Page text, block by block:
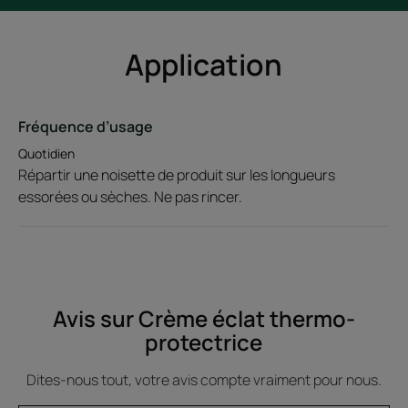
Application
Fréquence d’usage
Quotidien
Répartir une noisette de produit sur les longueurs
essorées ou sèches. Ne pas rincer.
Avis sur Crème éclat thermo-
protectrice
Dites-nous tout, votre avis compte vraiment pour nous.